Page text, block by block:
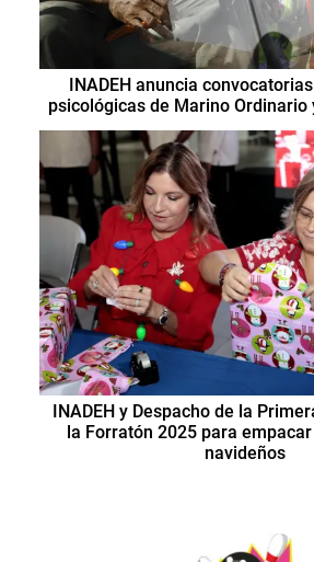
INADEH anuncia
psicológicas de Marino Ordinario
INADEH y Despacho de la
la Forratón 2025 para
navideños